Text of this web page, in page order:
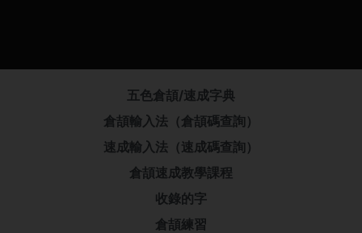
五色倉頡/速成字典
倉頡輸入法（倉頡碼查詢）
速成輸入法（速成碼查詢）
倉頡速成教學課程
收錄的字
倉頡練習